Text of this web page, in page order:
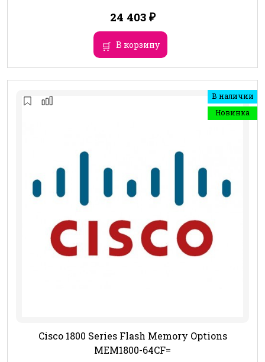
24 403 ₽
В корзину
В наличии
Новинка
Cisco 1800 Series Flash Memory Options
MEM1800-64CF=